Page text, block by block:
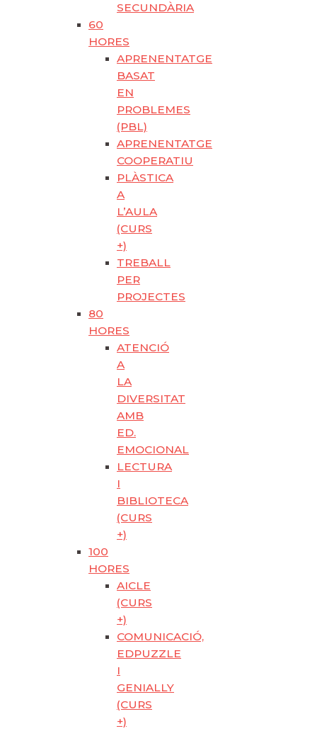
SECUNDÀRIA
60
HORES
APRENENTATGE
BASAT
EN
PROBLEMES
(PBL)
APRENENTATGE
COOPERATIU
PLÀSTICA
A
L’AULA
(CURS
+)
TREBALL
PER
PROJECTES
80
HORES
ATENCIÓ
A
LA
DIVERSITAT
AMB
ED.
EMOCIONAL
LECTURA
I
BIBLIOTECA
(CURS
+)
100
HORES
AICLE
(CURS
+)
COMUNICACIÓ,
EDPUZZLE
I
GENIALLY
(CURS
+)